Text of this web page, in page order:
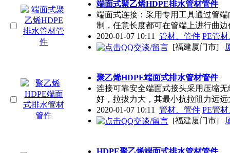
端面式聚乙烯HDPE排水管材管件
端面式连接：采用专用工具通过管
制，任意长度都可在管端上进行曲边
2020-01-07 10:11 管材、管件 PE管
[福建厦门市]
聚乙烯HDPE端面式排水管材管件
连接可靠安全端面式接头采用压缩
好，拉拔力大，其最小抗拉阻力远远
2020-01-07 10:11 管材、管件 PE管
[福建厦门市]
HDPE聚乙烯端面式排水管材管件